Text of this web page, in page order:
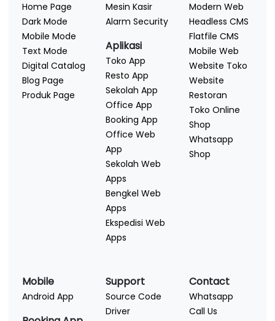
Home Page
Dark Mode
Mobile Mode
Text Mode
Digital Catalog
Blog Page
Produk Page
Mesin Kasir
Alarm Security
Aplikasi
Toko App
Resto App
Sekolah App
Office App
Booking App
Office Web
App
Sekolah Web
Apps
Bengkel Web
Apps
Ekspedisi Web
Apps
Modern Web
Headless CMS
Flatfile CMS
Mobile Web
Website Toko
Website
Restoran
Toko Online
Shop
Whatsapp
Shop
Mobile
Android App
Support
Source Code
Driver
Contact
Whatsapp
Call Us